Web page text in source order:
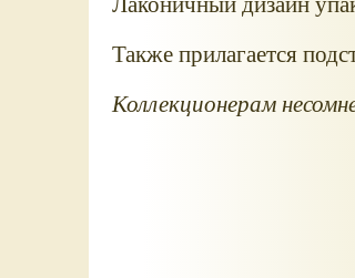
Также прилагается
Коллекционерам